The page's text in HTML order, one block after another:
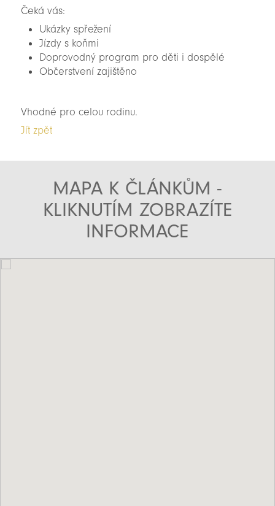
Čeká vás:
Ukázky spřežení
Jízdy s koňmi
Doprovodný program pro děti i dospělé
Občerstvení zajištěno
Vhodné pro celou rodinu.
Jít zpět
MAPA K ČLÁNKŮM -
KLIKNUTÍM ZOBRAZÍTE
INFORMACE